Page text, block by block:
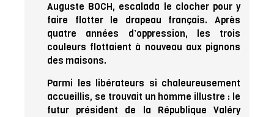
Auguste BOCH, escalada le clocher pour y
faire flotter le drapeau français. Après
quatre années d’oppression, les trois
couleurs flottaient à nouveau aux pignons
des maisons.
Parmi les libérateurs si chaleureusement
accueillis, se trouvait un homme illustre : le
futur président de la République Valéry